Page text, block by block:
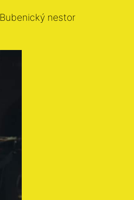
Bubenický nestor